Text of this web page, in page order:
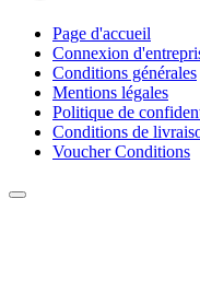
Page d'accueil
Connexion
Conditions générales
Mentions légales
Politique de
Conditions de
Voucher Conditions